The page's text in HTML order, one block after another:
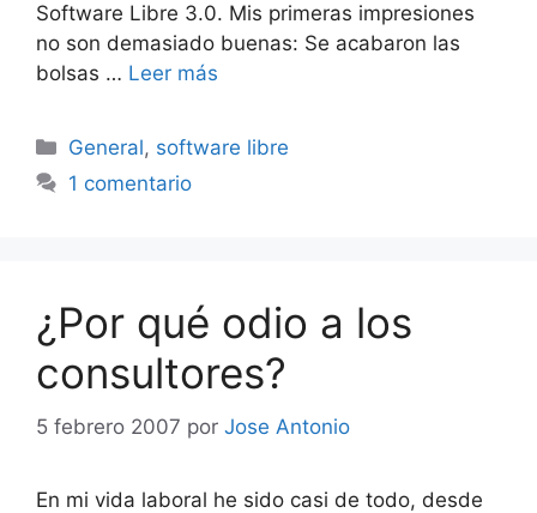
Software Libre 3.0. Mis primeras impresiones
no son demasiado buenas: Se acabaron las
bolsas … Leer más
Categorías
General, software libre
1 comentario
¿Por qué odio a los
consultores?
5 febrero 2007 por Jose Antonio
En mi vida laboral he sido casi de todo, desde